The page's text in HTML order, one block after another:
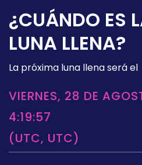
¿CUÁNDO ES
LUNA LLENA?
La próxima luna llena será el
VIERNES, 28 DE
4:19:57
(UTC, UTC)